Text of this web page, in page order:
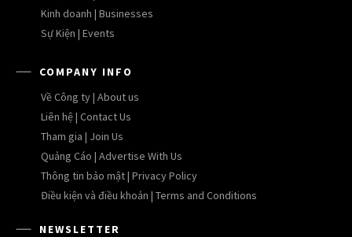
Kinh doanh | Businesses
Sự Kiện | Events
COMPANY INFO
Về Công ty | About us
Liên hệ | Contact Us
Tham gia | Join Us
Quảng Cáo | Advertise With Us
Thông tin bảo mật | Privacy Policy
Điều kiện và điều khoản | Terms and Conditions
NEWSLETTER